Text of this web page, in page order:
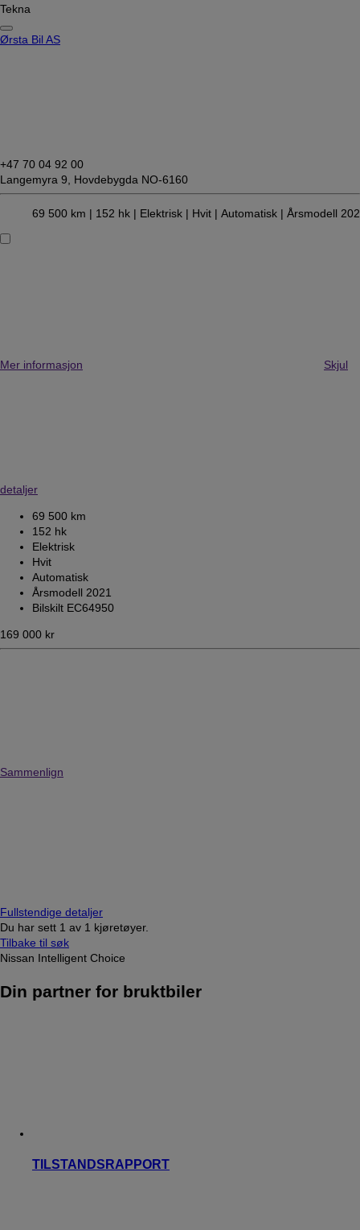
Tekna
Ørsta Bil AS
+47 70 04 92 00
Langemyra 9, Hovdebygda NO-6160
69 500 km | 152 hk | Elektrisk | Hvit | Automatisk | Årsmodell
Mer informasjon Skjul
detaljer
69 500 km
152 hk
Elektrisk
Hvit
Automatisk
Årsmodell 2021
Bilskilt EC64950
169 000 kr
Sammenlign
Fullstendige detaljer
Du har sett 1 av 1 kjøretøyer.
Tilbake til søk
Nissan Intelligent Choice
Din partner for bruktbiler
TILSTANDSRAPPORT